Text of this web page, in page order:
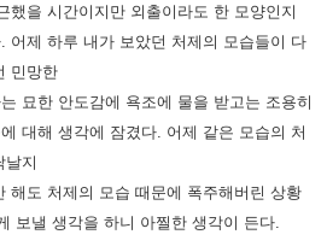
했을 시간이지만 외출이라도 한 모양인지
어제 하루 내가 보았던 처제의 모습들이 다
민망한
묘한 안도감에 욕조에 물을 받고는 조용히
대해 생각에 잠겼다. 어제 같은 모습의 처
날지
해도 처제의 모습 때문에 폭주해버린 상황
보낼 생각을 하니 아찔한 생각이 든다.